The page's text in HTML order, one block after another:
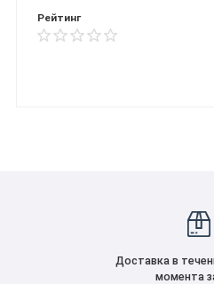
Рейтинг
Доставка в
момента